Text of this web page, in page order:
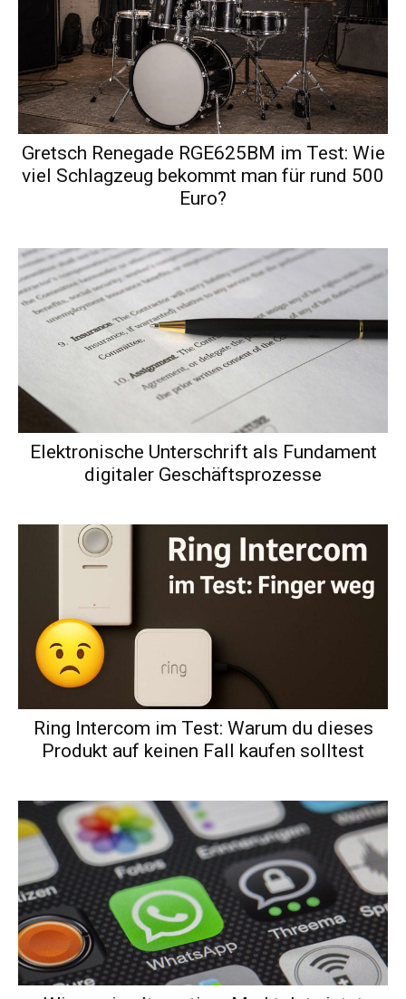
Gretsch Renegade RGE625BM im Test: Wie
viel Schlagzeug bekommt man für rund 500
Euro?
Elektronische Unterschrift als Fundament
digitaler Geschäftsprozesse
Ring Intercom im Test: Warum du dieses
Produkt auf keinen Fall kaufen solltest